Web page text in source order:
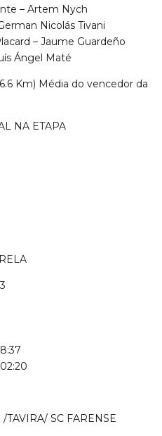
– Artem Nych
Nicolás Tivani
– Jaume Guardeño
Ángel Maté
Km) Média do vencedor da
NA ETAPA
TAVIRA/ SC FARENSE